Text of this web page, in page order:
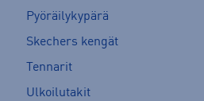
Pyöräilykypärä
Skechers kengät
Tennarit
Ulkoilutakit